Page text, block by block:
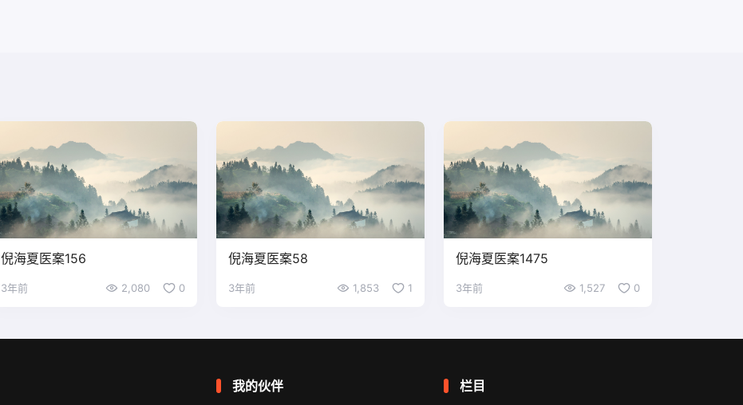
倪海夏医案156
3年前 2,080 0
倪海夏医案58
3年前 1,853 1
倪海夏医案1475
3年前 1,527 0
我的伙伴 栏目